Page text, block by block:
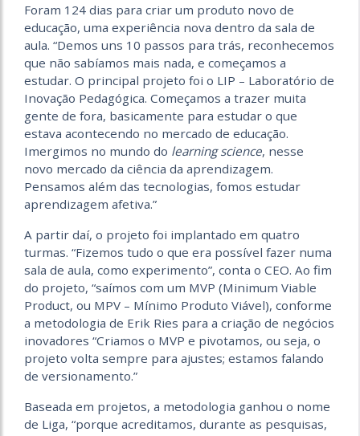
Foram 124 dias para criar um produto novo de
educação, uma experiência nova dentro da sala de
aula. “Demos uns 10 passos para trás, reconhecemos
que não sabíamos mais nada, e começamos a
estudar. O principal projeto foi o LIP – Laboratório de
Inovação Pedagógica. Começamos a trazer muita
gente de fora, basicamente para estudar o que
estava acontecendo no mercado de educação.
Imergimos no mundo do learning science, nesse
novo mercado da ciência da aprendizagem.
Pensamos além das tecnologias, fomos estudar
aprendizagem afetiva.”
A partir daí, o projeto foi implantado em quatro
turmas. “Fizemos tudo o que era possível fazer numa
sala de aula, como experimento”, conta o CEO. Ao fim
do projeto, “saímos com um MVP (Minimum Viable
Product, ou MPV – Mínimo Produto Viável), conforme
a metodologia de Erik Ries para a criação de negócios
inovadores “Criamos o MVP e pivotamos, ou seja, o
projeto volta sempre para ajustes; estamos falando
de versionamento.”
Baseada em projetos, a metodologia ganhou o nome
de Liga, “porque acreditamos, durante as pesquisas,